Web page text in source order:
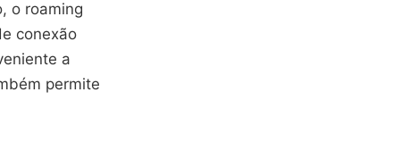
o roaming
conexão
a
permite